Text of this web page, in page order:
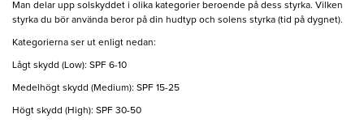
Man delar upp solskyddet i olika kategorier beroende på dess styrka. Vilken
styrka du bör använda beror på din hudtyp och solens styrka (tid på dygnet).
Kategorierna ser ut enligt nedan:
Lågt skydd (Low): SPF 6-10
Medelhögt skydd (Medium): SPF 15-25
Högt skydd (High): SPF 30-50